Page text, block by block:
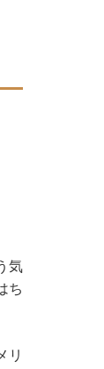
気
ち
リ